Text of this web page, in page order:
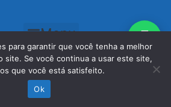
Kids
Menu
Menu
para garantir que você tenha a melhor
site. Se você continua a usar este site,
que você está satisfeito.
Ok